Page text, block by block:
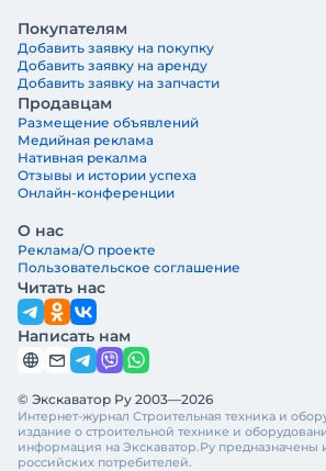
Покупателям
Добавить заявку на покупку
Добавить заявку на аренду
Добавить заявку на запчасти
Продавцам
Размещение объявлений
Медийная реклама
Нативная рекалма
Отзывы и истории успеха
Онлайн-конференции
О нас
Реклама/О проекте
Пользовательское соглашение
Читать нас
Написать нам
© Экскаватор Ру 2003—2026
Интернет-журнал Строительная техника и
издание о строительной технике и
информация на Экскаватор.Ру предназначены
российских потребителей.